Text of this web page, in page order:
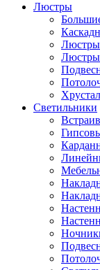
Люстры
Люстры
Светильники